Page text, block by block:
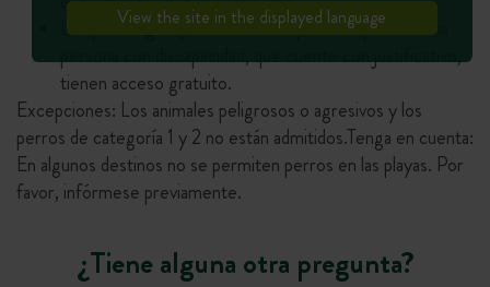
Los perros guía y de asistencia que acompañen a una
persona con discapacidad, que cuente con justificativo,
tienen acceso gratuito.
Excepciones: Los animales peligrosos o agresivos y los
perros de categoría 1 y 2 no están admitidos.Tenga en cuenta:
En algunos destinos no se permiten perros en las playas. Por
favor, infórmese previamente.
¿Tiene alguna otra pregunta?
View the site in the displayed language